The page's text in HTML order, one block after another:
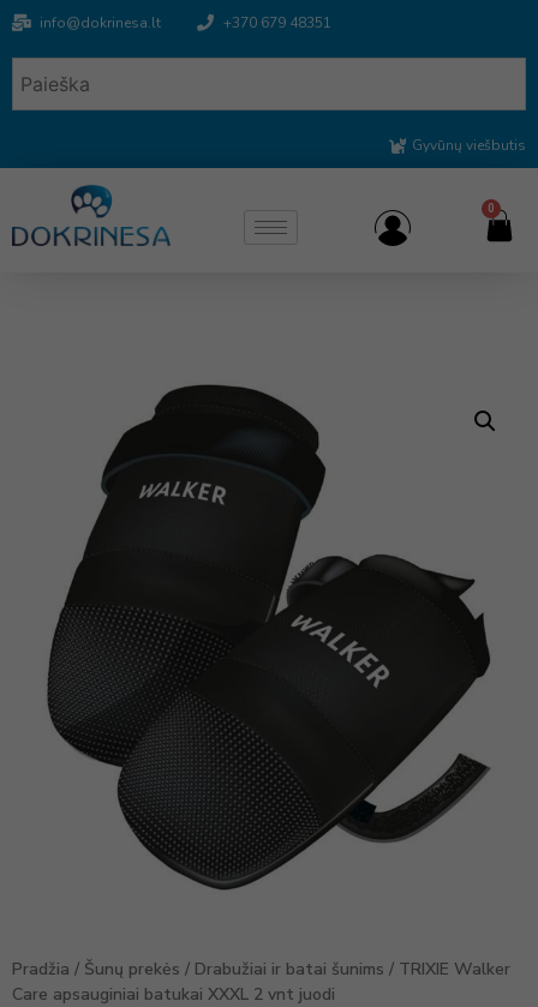
info@dokrinesa.lt +370 679 48351
Gyvūnų viešbutis
0
Pradžia / Šunų prekės / Drabužiai ir batai šunims / TRIXIE Walker
Care apsauginiai batukai XXXL 2 vnt juodi